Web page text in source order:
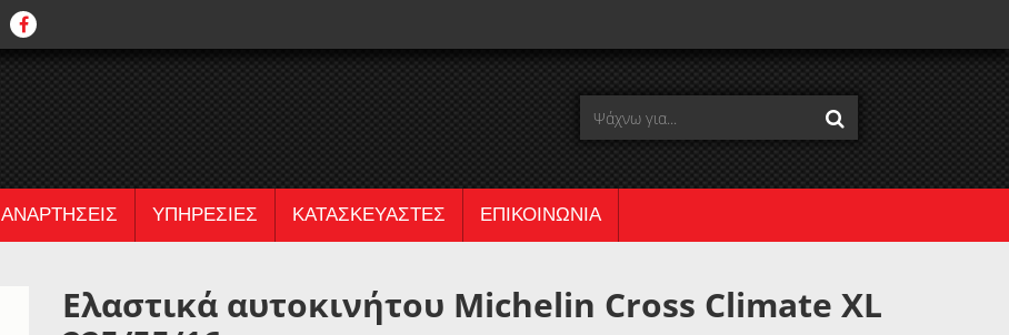
ΑΝΑΡΤΗΣΕΙΣ ΥΠΗΡΕΣΙΕΣ ΚΑΤΑΣΚΕΥΑΣΤΕΣ ΕΠΙΚΟΙΝΩΝΙΑ
Ελαστικά αυτοκινήτου Michelin Cross Climate XL